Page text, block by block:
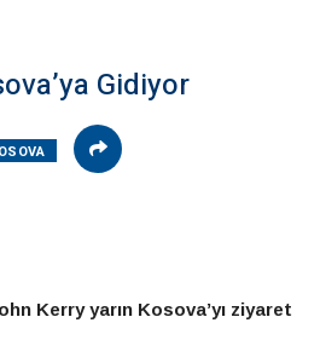
Gidiyor
Kerry yarın Kosova’yı ziyaret